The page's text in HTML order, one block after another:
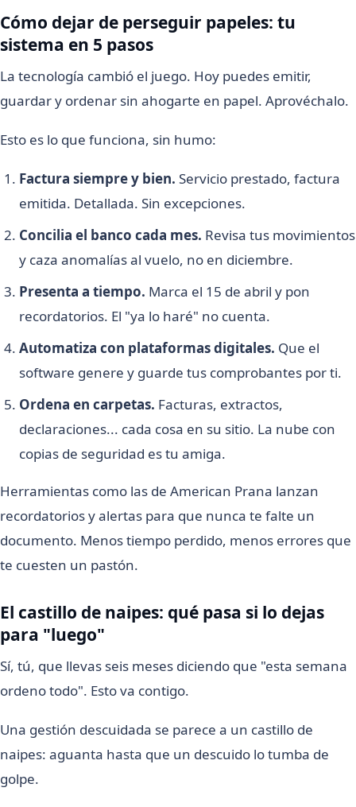
Cómo dejar de perseguir papeles: tu
sistema en 5 pasos
La tecnología cambió el juego. Hoy puedes emitir,
guardar y ordenar sin ahogarte en papel. Aprovéchalo.
Esto es lo que funciona, sin humo:
Factura siempre y bien. Servicio prestado, factura
emitida. Detallada. Sin excepciones.
Concilia el banco cada mes. Revisa tus movimientos
y caza anomalías al vuelo, no en diciembre.
Presenta a tiempo. Marca el 15 de abril y pon
recordatorios. El "ya lo haré" no cuenta.
Automatiza con plataformas digitales. Que el
software genere y guarde tus comprobantes por ti.
Ordena en carpetas. Facturas, extractos,
declaraciones... cada cosa en su sitio. La nube con
copias de seguridad es tu amiga.
Herramientas como las de American Prana lanzan
recordatorios y alertas para que nunca te falte un
documento. Menos tiempo perdido, menos errores que
te cuesten un pastón.
El castillo de naipes: qué pasa si lo dejas
para "luego"
Sí, tú, que llevas seis meses diciendo que "esta semana
ordeno todo". Esto va contigo.
Una gestión descuidada se parece a un castillo de
naipes: aguanta hasta que un descuido lo tumba de
golpe.